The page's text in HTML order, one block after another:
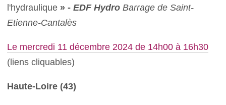
l'hydraulique » -EDF HydroBarrage de Saint-
Etienne-Cantalès
Le mercredi 11 décembre 2024 de 14h00 à 16h30
(liens cliquables)
Haute-Loire (43)